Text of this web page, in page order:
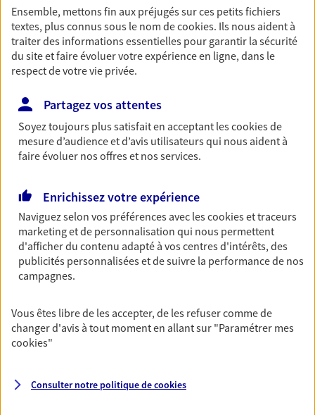
Découvrir les offres Épargne
Retraite
Préparez sereinement ce nouveau chapitre de
notre solution PER (Plan Epargne Retraite)
spécialement conçue pour la retraite.
Découvrir l'offre Retraite
Prévoyance
Pour un avenir serein, assurez-vous avec notre
contrat prévoyance. Préservez vos proches en cas
d'accident ou de maladie en optant pour les
garanties incapacité temporaire totale de travail,
invalidité ou de décès.
Santé
votre famille avec la complémentaire santé qui
vous ressemble.
Ensemble, mettons fin aux préjugés sur ces petits fichiers
textes, plus connus sous le nom decookies. Ils nous aident à
traiter des informations essentielles pour garantir la sécurité
du site et faire évoluer votre expérience en ligne, dans le
respect de votre vie privée.
Partagez vos attentes
Soyez toujours plus satisfait en acceptant lescookiesde
mesure d’audience et d’avis utilisateurs qui nous aident à
faire évoluer nos offres et nos services.
Enrichissez votre expérience
Naviguez selon vos préférences avec lescookies et traceurs
marketing et de personnalisation qui nous permettent
d'afficher du contenu adapté à vos centres d'intérêts, des
publicités personnalisées et de suivre la performance de nos
campagnes.
Vous êtes libre de les accepter, de les refuser comme de
changer d'avis à tout moment en allant sur "Paramétrer mes
cookies"
Consulter notre politique decookies